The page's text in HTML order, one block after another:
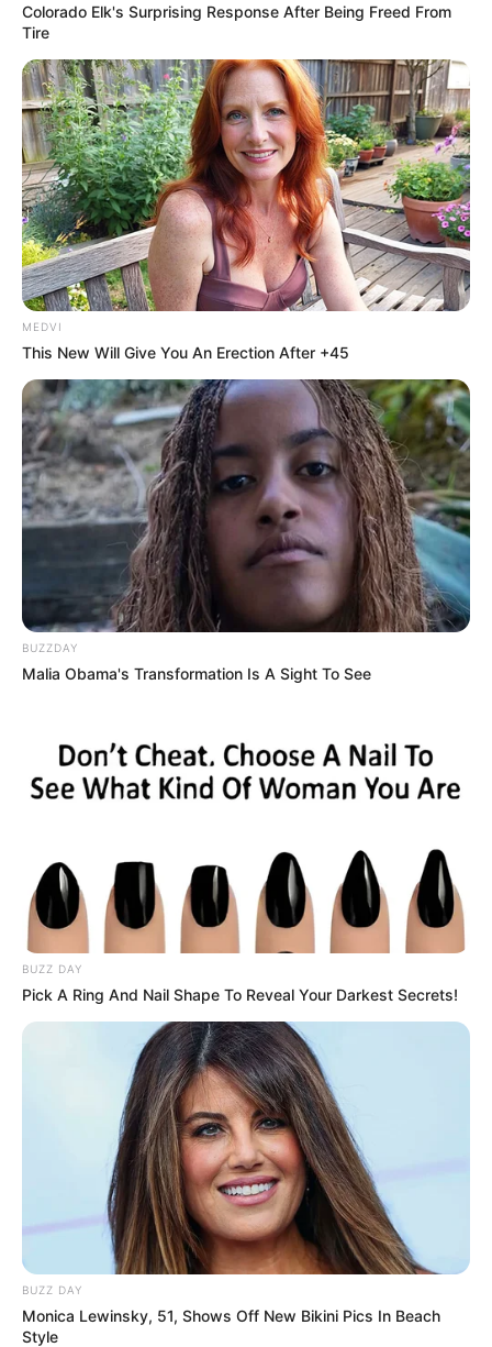
Colorado Elk's Surprising Response After Being Freed From
Tire
MEDVI
This New Will Give You An Erection After +45
BUZZDAY
Malia Obama's Transformation Is A Sight To See
BUZZ DAY
Pick A Ring And Nail Shape To Reveal Your Darkest Secrets!
BUZZ DAY
Monica Lewinsky, 51, Shows Off New Bikini Pics In Beach
Style